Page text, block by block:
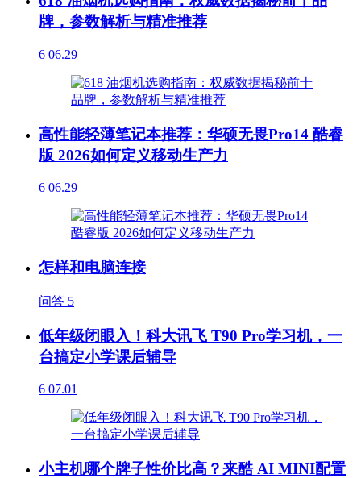
牌，参数解析与精准推荐
6 06.29
高性能轻薄笔记本推荐：华硕无畏Pro14 酷睿
版 2026如何定义移动生产力
6 06.29
怎样和电脑连接
问答 5
低年级闭眼入！科大讯飞 T90 Pro学习机，一
台搞定小学课后辅导
6 07.01
小主机哪个牌子性价比高？来酷 AI MINI配置